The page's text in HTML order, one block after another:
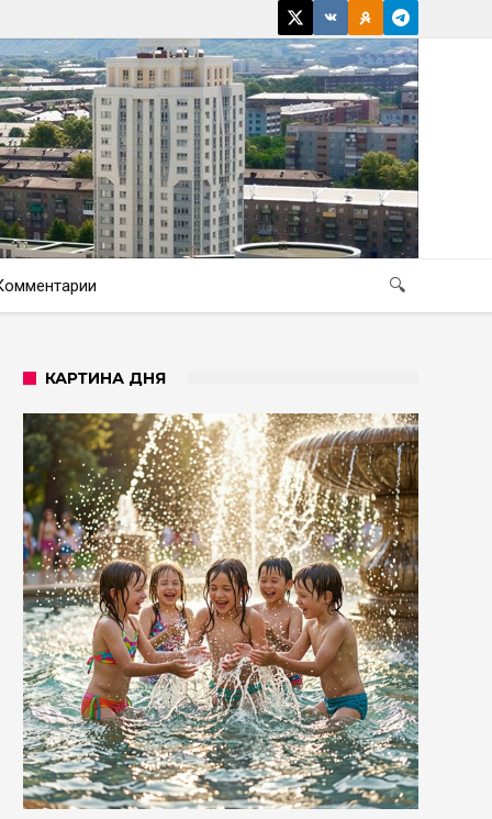
🔍
КАРТИНА ДНЯ